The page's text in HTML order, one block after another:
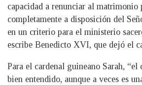
capacidad a renunciar al matrimonio
completamente a disposición del
en un criterio para el ministerio
escribe Benedicto XVI, que dejó el
Para el cardenal guineano Sarah, “el
bien entendido, aunque a veces es